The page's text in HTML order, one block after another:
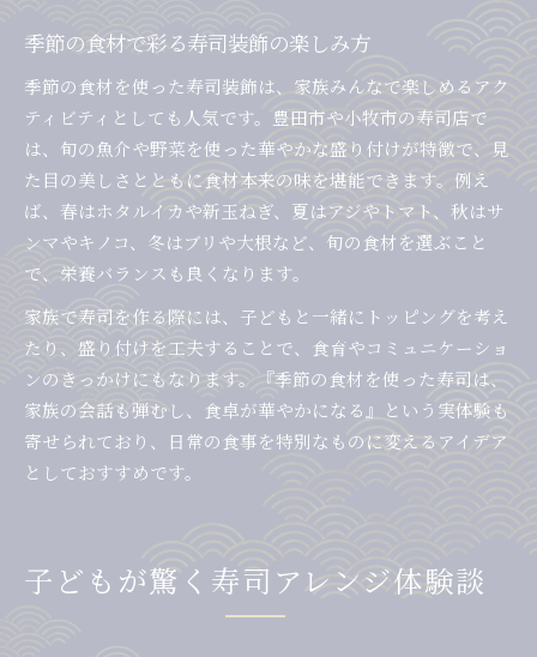
季節の食材で彩る寿司装飾の楽しみ方
季節の食材を使った寿司装飾は、家族みんなで楽しめるアク
ティビティとしても人気です。豊田市や小牧市の寿司店で
は、旬の魚介や野菜を使った華やかな盛り付けが特徴で、見
た目の美しさとともに食材本来の味を堪能できます。例え
ば、春はホタルイカや新玉ねぎ、夏はアジやトマト、秋はサ
ンマやキノコ、冬はブリや大根など、旬の食材を選ぶこと
で、栄養バランスも良くなります。
家族で寿司を作る際には、子どもと一緒にトッピングを考え
たり、盛り付けを工夫することで、食育やコミュニケーショ
ンのきっかけにもなります。『季節の食材を使った寿司は、
家族の会話も弾むし、食卓が華やかになる』という実体験も
寄せられており、日常の食事を特別なものに変えるアイデア
としておすすめです。
子どもが驚く寿司アレンジ体験談